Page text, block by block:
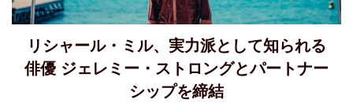
リシャール・ミル、実力派として知られる
俳優 ジェレミー・ストロングとパートナー
シップを締結